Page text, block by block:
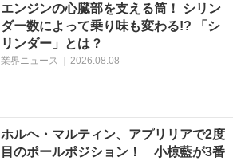
エンジンの心臓部を支える筒！ シリン
ダー数によって乗り味も変わる!? 「シ
リンダー」とは？
業界ニュース | 2026.08.08
ホルヘ・マルティン、アプリリアで2度
目のポールポジション！ 小椋藍が3番